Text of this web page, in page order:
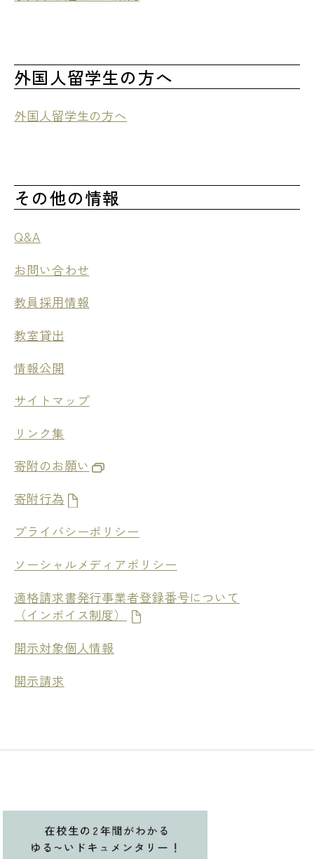
外国人留学生の方へ
外国人留学生の方へ
その他の情報
Q&A
お問い合わせ
教員採用情報
教室貸出
情報公開
サイトマップ
リンク集
寄附のお願い
寄附行為
プライバシーポリシー
ソーシャルメディアポリシー
適格請求書発行事業者登録番号について
（インボイス制度）
開示対象個人情報
開示請求